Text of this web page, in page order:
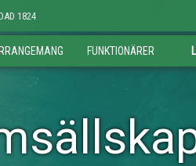
1824
FUNKTIONÄRER